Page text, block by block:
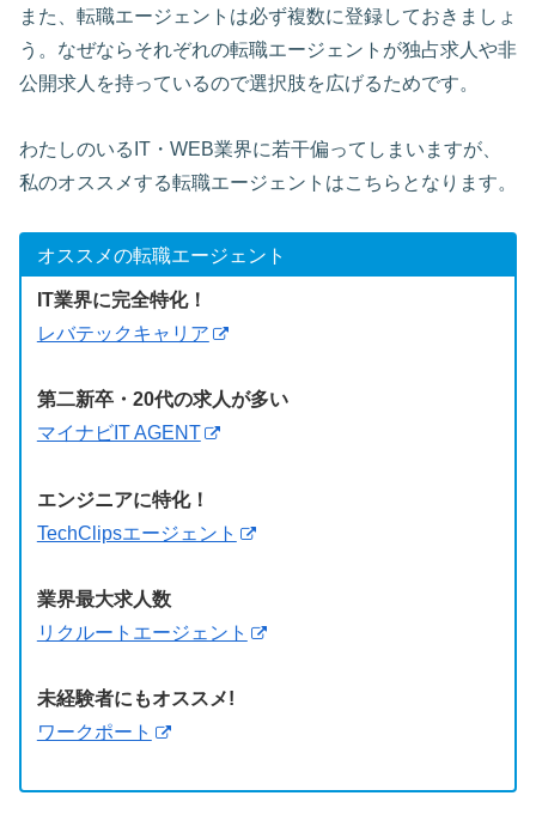
また、転職エージェントは必ず複数に登録しておきましょ
う。なぜならそれぞれの転職エージェントが独占求人や非
公開求人を持っているので選択肢を広げるためです。
わたしのいるIT・WEB業界に若干偏ってしまいますが、
私のオススメする転職エージェントはこちらとなります。
オススメの転職エージェント
IT業界に完全特化！
レバテックキャリア
第二新卒・20代の求人が多い
マイナビIT AGENT
エンジニアに特化！
TechClipsエージェント
業界最大求人数
リクルートエージェント
未経験者にもオススメ!
ワークポート